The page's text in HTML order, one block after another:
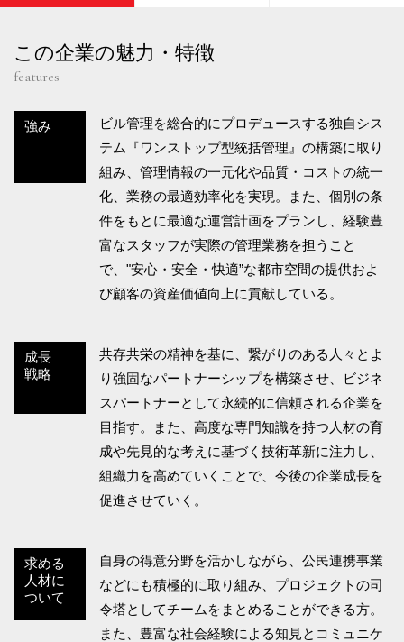
この企業の魅力・特徴
features
強み
ビル管理を総合的にプロデュースする独自シス
テム『ワンストップ型統括管理』の構築に取り
組み、管理情報の一元化や品質・コストの統一
化、業務の最適効率化を実現。また、個別の条
件をもとに最適な運営計画をプランし、経験豊
富なスタッフが実際の管理業務を担うこと
で、"安心・安全・快適”な都市空間の提供およ
び顧客の資産価値向上に貢献している。
成長
戦略
共存共栄の精神を基に、繋がりのある人々とよ
り強固なパートナーシップを構築させ、ビジネ
スパートナーとして永続的に信頼される企業を
目指す。また、高度な専門知識を持つ人材の育
成や先見的な考えに基づく技術革新に注力し、
組織力を高めていくことで、今後の企業成長を
促進させていく。
求める
人材に
ついて
自身の得意分野を活かしながら、公民連携事業
などにも積極的に取り組み、プロジェクトの司
令塔としてチームをまとめることができる方。
また、豊富な社会経験による知見とコミュニケ